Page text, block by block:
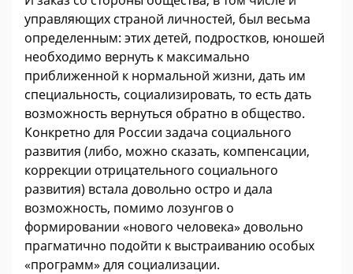
управляющих страной личностей, был весьма
определенным: этих детей, подростков, юношей
необходимо вернуть к максимально
приближенной к нормальной жизни, дать им
специальность, социализировать, то есть дать
возможность вернуться обратно в общество.
Конкретно для России задача социального
развития (либо, можно сказать, компенсации,
коррекции отрицательного социального
развития) встала довольно остро и дала
возможность, помимо лозунгов о
формировании «нового человека» довольно
прагматично подойти к выстраиванию особых
«программ» для социализации.